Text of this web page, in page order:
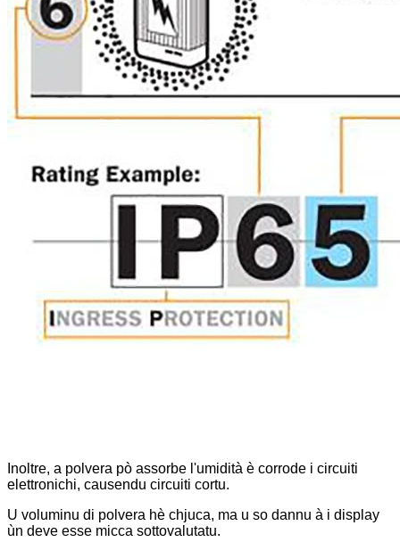
Inoltre, a polvera pò assorbe l'umidità è corrode i circuiti
elettronichi, causendu circuiti cortu.
U voluminu di polvera hè chjuca, ma u so dannu à i display
ùn deve esse micca sottovalutatu.